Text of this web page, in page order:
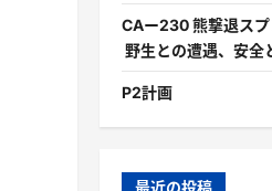
CAー230 熊撃退ス
野生との遭遇、安全
P2計画
最近の投稿